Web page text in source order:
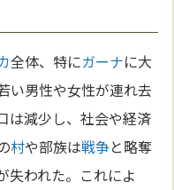
全体、特にガーナに大
い男性や女性が連れ去
は減少し、社会や経済
村や部族は戦争と略奪
失われた。これによ